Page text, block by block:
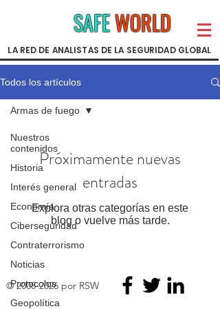
SAFEWORLD
LA RED DE ANALISTAS DE LA SEGURIDAD GLOBAL
Todos los artículos
Nuestros
contenidos
Historia
Interés general
Economía
Ciberseguridad
Contraterrorismo
Noticias
Protocolos
Geopolítica
Armas de fuego
Próximamente nuevas
entradas
Explora otras categorías en este
blog o vuelve más tarde.
©2008-2026 por RSW